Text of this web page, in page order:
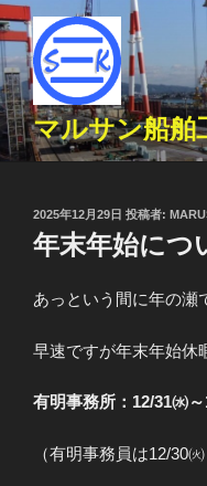
コ
ン
テ
ン
ツ
へ
マルサン船舶
投
稿
日:
2025年12月29日 投稿者:
年末年始につ
あっという間に年の瀬
早速ですが年末年始休
有明事務所：12/31㈬
（有明事務員は12/30